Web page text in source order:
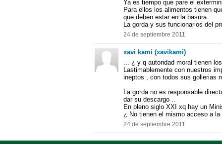
Ya es tiempo que pare el
Para ellos los alimentos tienen
que deben estar en la basura.
La gorda y sus funcionarios del
24 de septiembre 2011
xavi kami (xavikami)
... ¿ y q autoridad moral tienen
Lastimablemente con nuestros
ineptos , con todos sus gollerias
La gorda no es responsable
dar su descargo ..
En pleno siglo XXI xq hay un
¿ No tienen el mismo acceso a
24 de septiembre 2011